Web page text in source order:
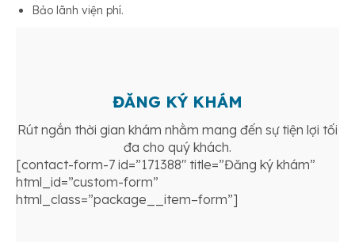
Bảo lãnh viện phí.
ĐĂNG KÝ KHÁM
Rút ngắn thời gian khám nhằm mang đến sự tiện lợi tối
đa cho quý khách.
[contact-form-7 id=”171388″ title=”Đăng ký khám”
html_id=”custom-form”
html_class=”package__item–form”]